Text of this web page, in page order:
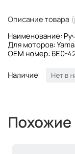
Описание товара
Наименование:
Для моторов:
OEM номер: 6E0-
Наличие
Нет в
Похожие